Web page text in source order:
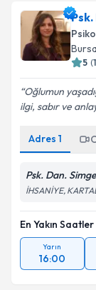
Bursa
5 (
Oğlumun
ilgi, sabır ve
Adres 1
Psk. Dan.
İHSANİYE,
En Yakın Saatler
Yarın
16:00